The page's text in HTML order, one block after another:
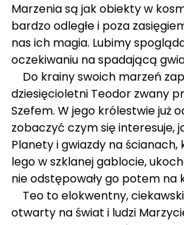
Marzenia są jak obiekty w
bardzo odległe i poza
nas ich magia. Lubimy
oczekiwaniu na spadającą
Do krainy swoich marzeń
dziesięcioletni Teodor zwany
Szefem. W jego królestwie już
zobaczyć czym się interesuje,
Planety i gwiazdy na
lego w szklanej gablocie,
nie odstępowały go potem na
Teo to elokwentny,
otwarty na świat i ludzi